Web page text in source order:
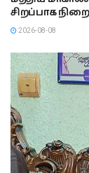
சிறப்பாக
2026-08-08